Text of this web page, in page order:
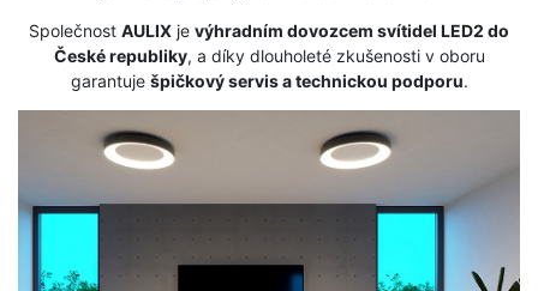
Společnost AULIX je výhradním dovozcem svítidel LED2 do
České republiky, a díky dlouholeté zkušenosti v oboru
garantuje špičkový servis a technickou podporu.